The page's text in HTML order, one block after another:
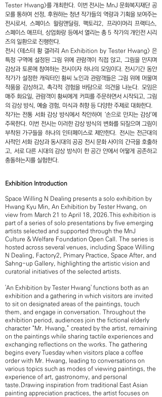
Tester Hwang>를 개최한다. 이번 전시는 MnJ 문화복지재단 공
모를 통하여 선정, 후원하는 청년 작가들의 역량과 기획을 보여주는
전시로서, 스페이스 윌링앤딜링, 팩토리2, 프라이머리 프랙티스,
스페이스 애프터, 상업화랑 등에서 열리는 총 5 작가의 개인전 시리
즈의 일환으로 진행한다.
전시 <테스터 황 갤러리 An Exhibition by Tester Hwang> 은
특정 구역에 설정된 그림 위에 관람객이 직접 앉고, 그림을 만지며
감상과 토론에 참여하는 전시이자 하나의 모임이다. 전시기간 동안
작가가 설정한 캐릭터인 황씨 노인과 관람객들은 그림 위에 머물며
작품을 감상하고, 촉각적 경험을 바탕으로 의견을 나눈다. 모임은
매주 화요일, 관람객이 황씨에게 커피를 주문하면서 시작되고, 그림
의 감상 방식, 예술 경험, 미식과 취향 등 다양한 주제로 대화한다.
작가는 전통 서화 감상 방식에서 착안하여 ‘손으로 만지는 감상’에
주목한다. 이번 전시는 이러한 감상 방식의 변화를 되짚으며 그림이
부착된 가구들을 하나의 인터페이스로 제안한다. 전시는 전근대의
사적인 서화 감상과 동시대의 공공 전시 문화 사이의 간극을 호출하
고, 서로 다른 시대의 감상 방식이 한 공간 안에서 어떻게 공존하고
충돌하는지를 실험한다.
Exhibition Introduction
Space Willing N Dealing presents a solo exhibition by
Hwang Kyu Min, An Exhibition by Tester Hwang, on
view from March 21 to April 18, 2026.This exhibition is
part of a series of solo presentations by five emerging
artists selected and supported through the MnJ
Culture & Welfare Foundation Open Call. The series is
hosted across several venues, including Space Willing
N Dealing, Factory2, Primary Practice, Space After, and
Sahng-up Gallery, highlighting the artistic vision and
curatorial initiatives of the selected artists.
'An Exhibition by Tester Hwang' functions both as an
exhibition and a gathering in which visitors are invited
to sit on designated areas of the paintings, touch
them, and engage in conversation. Throughout the
exhibition period, audiences join the fictional elderly
character “Mr. Hwang,” created by the artist, remaining
on the paintings while sharing tactile experiences and
exchanging reflections on the works. The gathering
begins every Tuesday when visitors place a coffee
order with Mr. Hwang, leading to conversations on
various topics such as modes of viewing paintings, the
experience of art, gastronomy, and personal
taste.Drawing inspiration from traditional East Asian
painting appreciation practices, the artist focuses on